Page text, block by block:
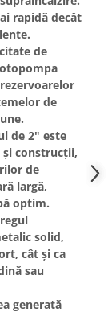
rapidă decât
de
de
de 2" este
construcții,
de
largă,
optim.
solid,
cât și ca
sau
generată